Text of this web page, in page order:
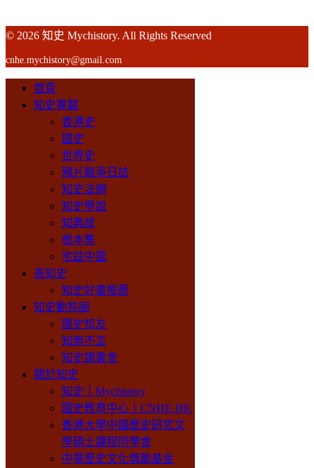
© 2026 知史 Mychistory. All Rights Reserved
cnhe.mychistory@gmail.com
首頁
知史專題
香港史
國史
世界史
鴉片戰爭日誌
知史法網
知史學說
知典故
根本集
宅兹中國
長知史
知史好書推薦
知史動態圈
國史知友
知無不言
知史讀書會
關於知史
知史丨Mychistory
國史教育中心丨CNHE·HK
香港大學中國歷史研究文
學碩士課程同學會
中華歷史文化獎勵基金